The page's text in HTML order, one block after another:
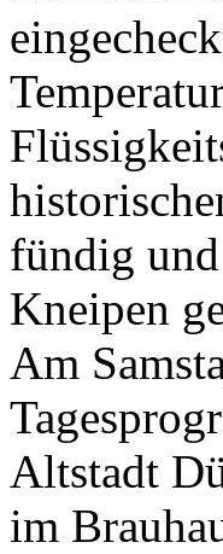
fündig
Kneipen
Am
Altstadt
im